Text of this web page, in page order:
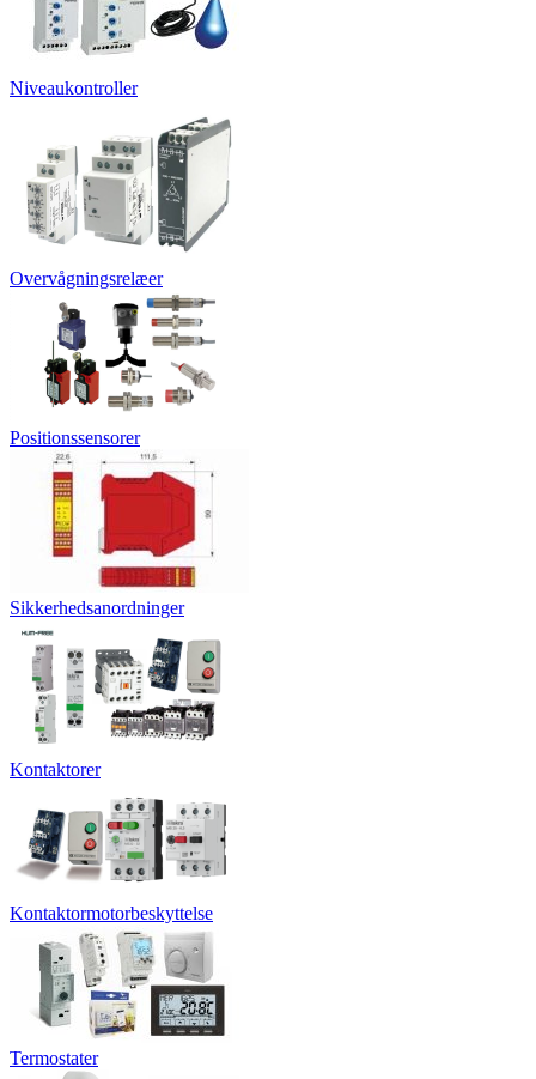
Niveaukontroller
Overvågningsrelæer
Positionssensorer
Sikkerhedsanordninger
Kontaktorer
Kontaktormotorbeskyttelse
Termostater